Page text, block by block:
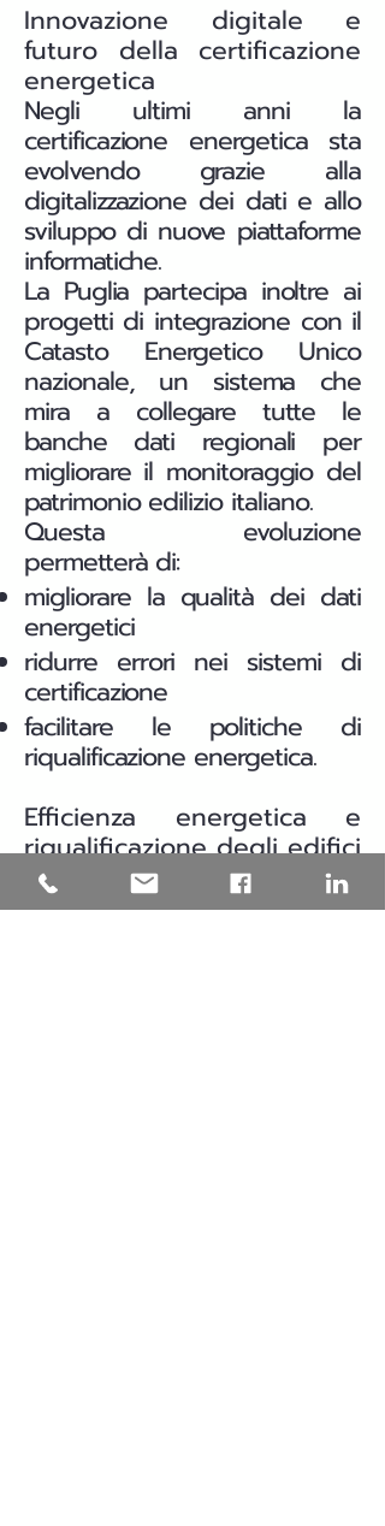
Innovazione digitale e
futuro della certificazione
energetica
Negli ultimi anni la
certificazione energetica sta
evolvendo grazie alla
digitalizzazione dei dati e allo
sviluppo di nuove piattaforme
informatiche.
La Puglia partecipa inoltre ai
progetti di integrazione con il
Catasto Energetico Unico
nazionale, un sistema che
mira a collegare tutte le
banche dati regionali per
migliorare il monitoraggio del
patrimonio edilizio italiano.
Questa evoluzione
permetterà di:
migliorare la qualità dei dati
energetici
ridurre errori nei sistemi di
certificazione
facilitare le politiche di
riqualificazione energetica.
Efficienza energetica e
riqualificazione degli edifici
in Puglia
Una parte significativa del